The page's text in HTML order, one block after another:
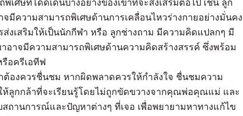
เศษที่โดดเด่นบางอย่างของเขาที่จะส่งเสริมต่อไป เช่น ลูก
มีความสามารถพิเศษด้านการเคลื่อนไหวร่างกายอย่างมั่นคง
งเสริมให้เป็นนักกีฬา หรือ ลูกช่างถาม มีความคิดแปลกๆ มี
าอาจมีความสามารถพิเศษด้านความคิดสร้างสรรค์ ซึ่งพร้อม
อครีเอทีฟ
ต้องควรชื่นชม หากผิดพลาดควรให้กำลังใจ ชื่นชมความ
ห้ลูกกล้าที่จะเรียนรู้โดยไม่ถูกขัดขวางจากคุณพ่อคุณแม่ และ
สถานการณ์และปัญหาต่างๆ ที่เจอ เพื่อพยายามหาทางแก้ไข